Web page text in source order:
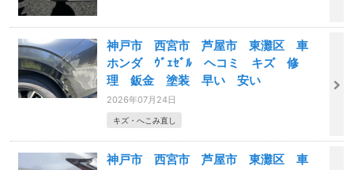
神戸市 西宮市 芦屋市 東灘区 車
ホンダ ｳﾞｪｾﾞﾙ ヘコミ キズ 修
理 鈑金 塗装 早い 安い
2026年07月24日
キズ・へこみ直し
神戸市 西宮市 芦屋市 東灘区 車